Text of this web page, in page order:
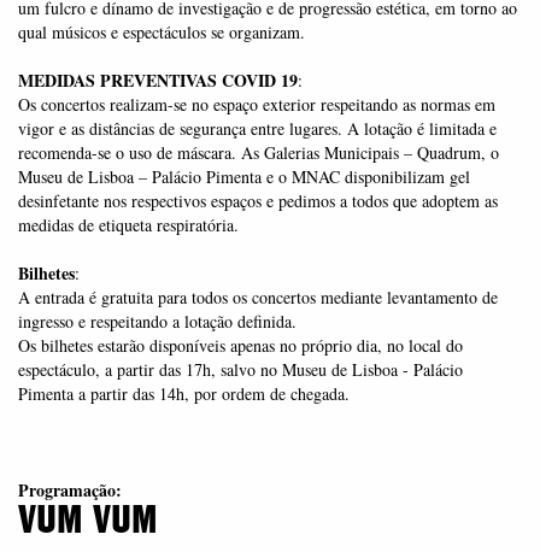
um fulcro e dínamo de investigação e de progressão estética, em torno ao
qual músicos e espectáculos se organizam.
MEDIDAS PREVENTIVAS COVID 19:
Os concertos realizam-se no espaço exterior respeitando as normas em
vigor e as distâncias de segurança entre lugares. A lotação é limitada e
recomenda-se o uso de máscara. As Galerias Municipais – Quadrum, o
Museu de Lisboa – Palácio Pimenta e o MNAC disponibilizam gel
desinfetante nos respectivos espaços e pedimos a todos que adoptem as
medidas de etiqueta respiratória.
Bilhetes:
A entrada é gratuita para todos os concertos mediante levantamento de
ingresso e respeitando a lotação definida.
Os bilhetes estarão disponíveis apenas no próprio dia, no local do
espectáculo, a partir das 17h, salvo no Museu de Lisboa - Palácio
Pimenta a partir das 14h, por ordem de chegada.
Programação:
VUM VUM